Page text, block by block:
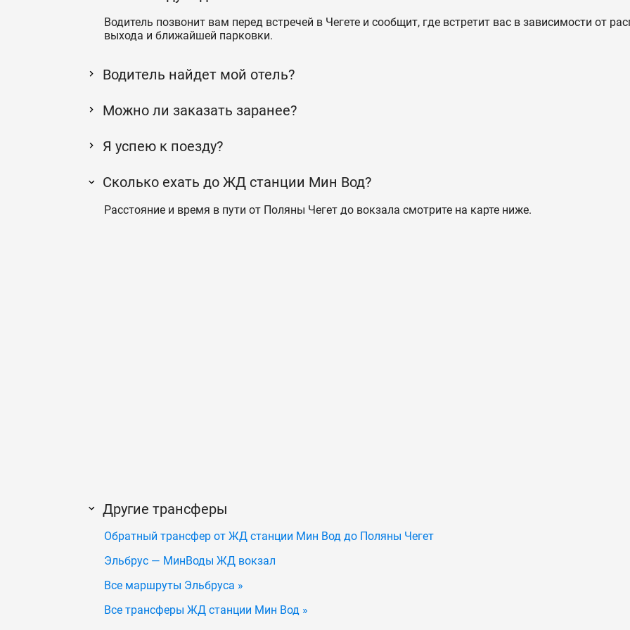
Водитель позвонит вам перед встречей в Чегете и сообщит, где встретит вас в зависимости от
выхода и ближайшей парковки.
Водитель найдет мой отель?
Можно ли заказать заранее?
Я успею к поезду?
Сколько ехать до ЖД станции Мин Вод?
Расстояние и время в пути от Поляны Чегет до вокзала смотрите на карте ниже.
Другие трансферы
Обратный трансфер от ЖД станции Мин Вод до Поляны Чегет
Эльбрус — МинВоды ЖД вокзал
Все маршруты Эльбруса »
Все трансферы ЖД станции Мин Вод »